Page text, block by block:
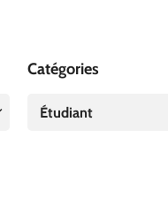
Catégories
Étudiant